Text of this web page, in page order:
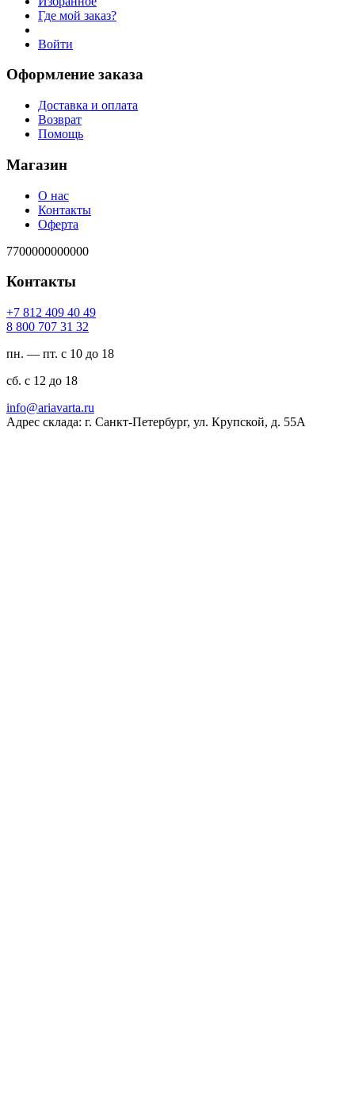
Где мой заказ?
Войти
Оформление заказа
Доставка и оплата
Возврат
Помощь
Магазин
О нас
Контакты
Оферта
7700000000000
Контакты
94 04 904 218 7+
23 13 707 008 8
пн. — пт. с 10 до 18
сб. с 12 до 18
ur.atravaira@ofni
Адрес склада: г. Санкт-Петербург, ул. Крупской, д. 55А